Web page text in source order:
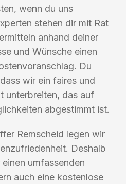
wenn du uns
stehen dir mit Rat
anhand deiner
und Wünsche einen
Du
wir ein faires und
unterbreiten, das auf
abgestimmt ist.
Remscheid legen wir
Deshalb
umfassenden
auch eine kostenlose